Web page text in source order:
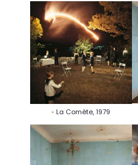
La Comète, 1979